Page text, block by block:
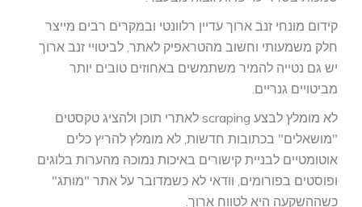
קידום מונחי זנב ארוך עדיין רלוונטי ובמקרים רבים מייצר
חלק משמעותי וחשוב מהטראפיק לאתר, לביטויי זנב ארוך
יש גם נטייה להמיר משתמשים באחוזים טובים יותר
מביטויים גנריים.
לא מומלץ לבצע scraping לאתרי תוכן ולהציג טקסטים
"מושאלים" בכתובות חדשות, לא מומלץ להריץ כלים
אוטומטיים לבניית קישורים באיכות נמוכה מהערות בלוגים
ופוסטים בפורומים, וודאי לא כשמדובר על אתר "מותג"
כשההשקעה היא לטווח ארוך.